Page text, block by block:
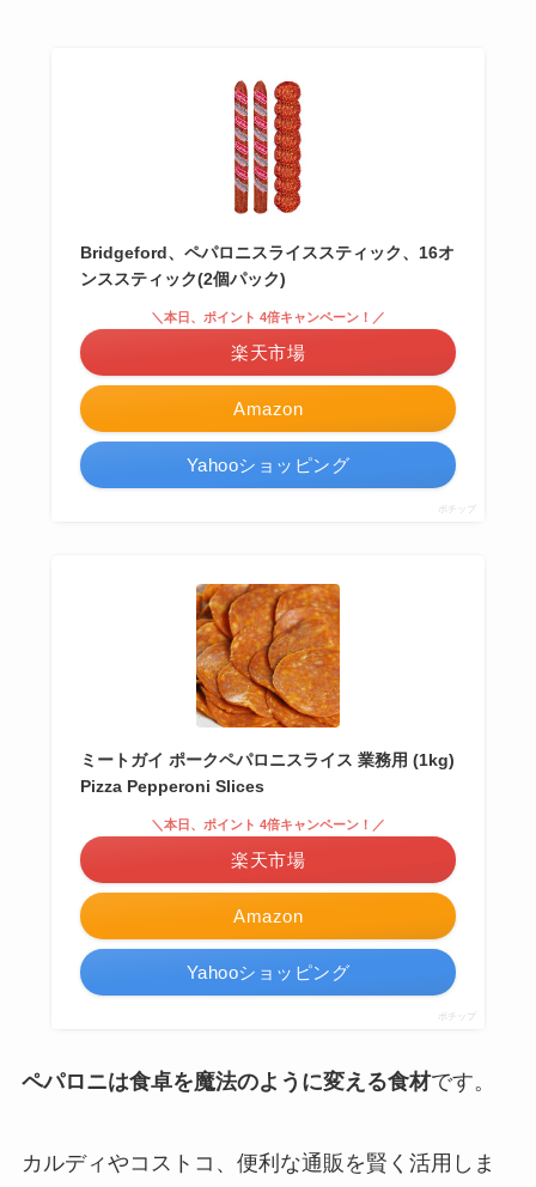
Bridgeford、ペパロニスライススティック、16オ
ンススティック(2個パック)
Amazon
＼本日、ポイント 4倍キャンペーン！／
楽天市場
Yahooショッピング
ポチップ
ミートガイ ポークペパロニスライス 業務用 (1kg)
Pizza Pepperoni Slices
Amazon
＼本日、ポイント 4倍キャンペーン！／
楽天市場
Yahooショッピング
ポチップ
ペパロニは食卓を魔法のように変える食材です。
カルディやコストコ、便利な通販を賢く活用しま